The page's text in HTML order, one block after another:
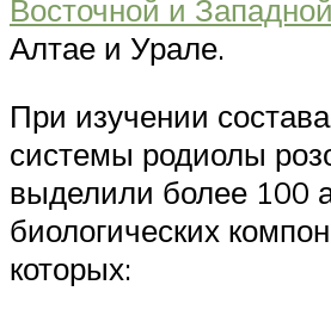
Восточной и
Алтае и Урале.
При изучении
системы родиолы
выделили более 100
биологических
которых: